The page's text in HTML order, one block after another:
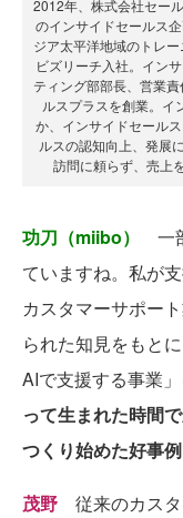
2012年、株式会社セー
のインサイドセールス
ジア太平洋地域のトレ
ビズリーチ⼊社。イン
ティング部部⻑、営業
ルスプラスを創業。イ
か、インサイドセール
ルスの認知向上、発展
訪問に頼らず、売上
功刀（miibo）
一
ていますね。私が
カスタマーサポー
られた知見をもと
AIで支援する事業
って生まれた時間
つくり始めた好事例
茂野 従来のカス